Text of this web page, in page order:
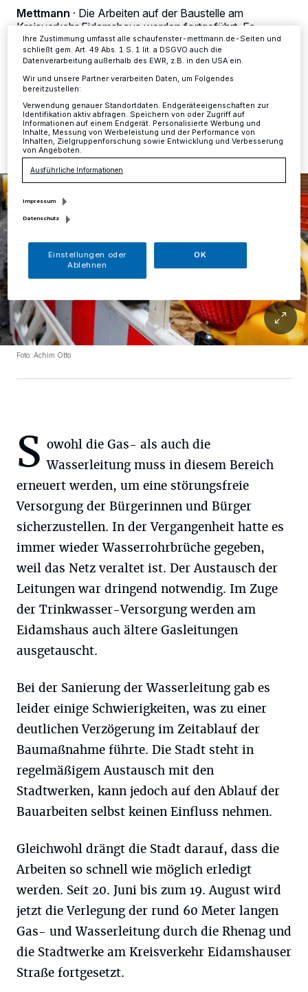
Mettmann · Die Arbeiten auf der Baustelle am
Kreisverkehr Eidamshaus werden fortgeführt. Es
handelt sich um eine kombinierte Maßnahme der
Rhenag und der Düsseldorfer Stadtwerke.
21.06.2024 , 12:30 Uhr Eine Minute Lesezeit
Foto: Achim Otto
S owohl die Gas- als auch die
Wasserleitung muss in diesem Bereich
erneuert werden, um eine störungsfreie
Versorgung der Bürgerinnen und Bürger
sicherzustellen. In der Vergangenheit hatte es
immer wieder Wasserrohrbrüche gegeben,
weil das Netz veraltet ist. Der Austausch der
Leitungen war dringend notwendig. Im Zuge
der Trinkwasser-Versorgung werden am
Eidamshaus auch ältere Gasleitungen
ausgetauscht.
Bei der Sanierung der Wasserleitung gab es
leider einige Schwierigkeiten, was zu einer
deutlichen Verzögerung im Zeitablauf der
Baumaßnahme führte. Die Stadt steht in
regelmäßigem Austausch mit den
Stadtwerken, kann jedoch auf den Ablauf der
Bauarbeiten selbst keinen Einfluss nehmen.
Gleichwohl drängt die Stadt darauf, dass die
Arbeiten so schnell wie möglich erledigt
werden. Seit 20. Juni bis zum 19. August wird
jetzt die Verlegung der rund 60 Meter langen
Gas- und Wasserleitung durch die Rhenag und
die Stadtwerke am Kreisverkehr Eidamshauser
Straße fortgesetzt.
Ihre Einstellungen gelten innerhalb unseres Website. Weitere
Informationen finden Sie in unserer Datenschutzerklärung.
Ihre Zustimmung umfasst alle schaufenster-mettmann.de-Seiten und
schließt gem. Art. 49 Abs. 1 S. 1 lit. a DSGVO auch die
Datenverarbeitung außerhalb des EWR, z.B. in den USA ein.
Wir und unsere Partner verarbeiten Daten, um Folgendes
bereitzustellen:
Verwendung genauer Standortdaten. Endgeräteeigenschaften zur
Identifikation aktiv abfragen. Speichern von oder Zugriff auf
Informationen auf einem Endgerät. Personalisierte Werbung und
Inhalte, Messung von Werbeleistung und der Performance von
Inhalten, Zielgruppenforschung sowie Entwicklung und Verbesserung
von Angeboten.
Ausführliche Informationen
Impressum
Datenschutz
Einstellungen oder
Ablehnen
OK